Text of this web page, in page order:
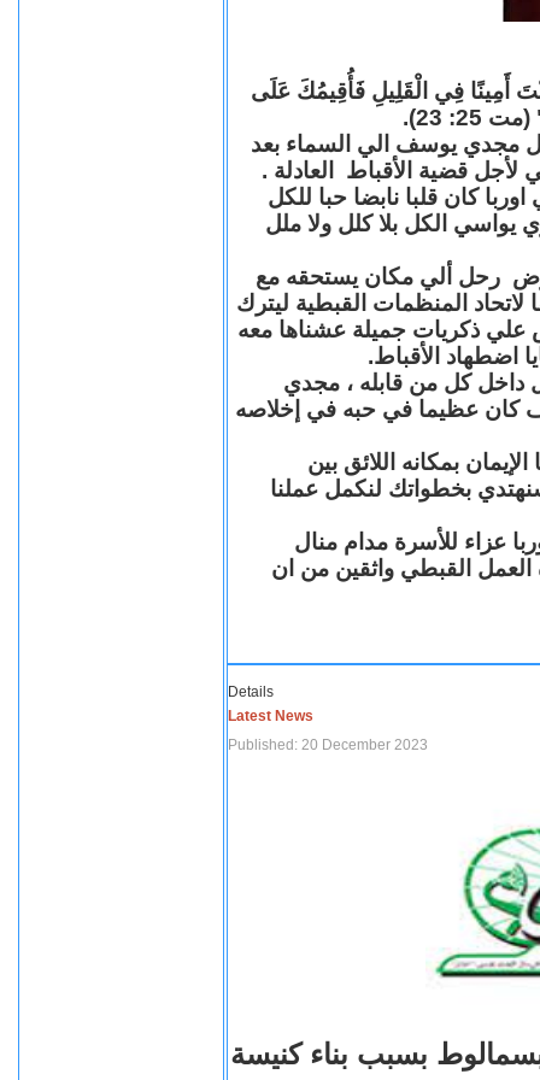
أَمِينًا فِي الْقَلِيلِ فَأُقِيمُكَ عَلَى
23).
مجدي يوسف الي السماء بعد
قضية الأقباط العادلة .
كان قلبا نابضا حبا للكل
يواسي الكل بلا كلل ولا ملل
رحل ألي مكان يستحقه مع
المنظمات القبطية ليترك
علي ذكريات جميلة عشناها معه
اضطهاد الأقباط.
داخل كل من قابله ، مجدي
عظيما في حبه في إخلاصه
بمكانه اللائق بين
بخطواتك لنكمل عملنا
عزاء للأسرة مدام منال
العمل القبطي واثقين من ان
Details
Latest News
Published: 20 December 2023
بسبب بناء كنيسة